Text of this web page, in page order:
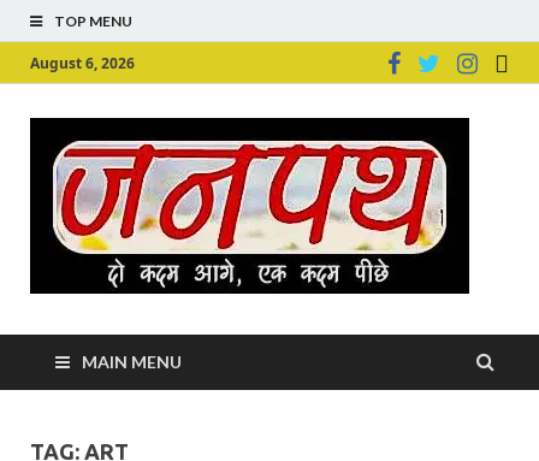
TOP MENU
August 6, 2026
MAIN MENU
TAG: ART